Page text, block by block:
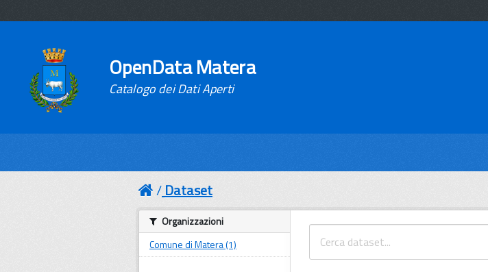
OpenData Matera
Catalogo dei Dati Aperti
Dataset
Organizzazioni
Comune di Matera (1)